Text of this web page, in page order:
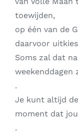
toewijden,
op één van de
daarvoor
Soms zal dat
weekenddagen
.
Je kunt altijd
moment dat
.